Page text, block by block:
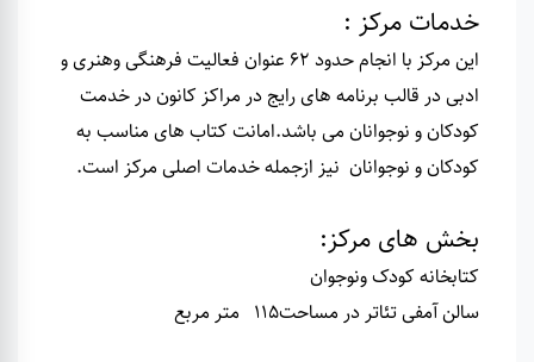
خدمات مرکز :
این مرکز با انجام حدود 62 عنوان فعالیت فرهنگی وهنری و
ادبی در قالب برنامه های رایج در مراکز کانون در خدمت
کودکان و نوجوانان می باشد.امانت کتاب های مناسب به
کودکان و نوجوانان نیز ازجمله خدمات اصلی مرکز است.
بخش های مرکز:
کتابخانه کودک ونوجوان
سالن آمفی تئاتر در مساحت115 متر مربع